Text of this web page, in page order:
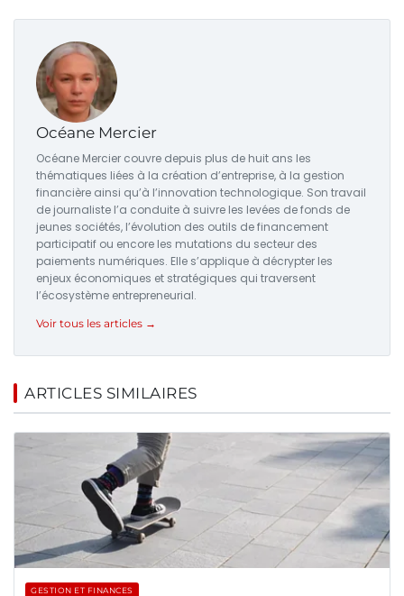
Océane Mercier
Océane Mercier couvre depuis plus de huit ans les
thématiques liées à la création d’entreprise, à la gestion
financière ainsi qu’à l’innovation technologique. Son travail
de journaliste l’a conduite à suivre les levées de fonds de
jeunes sociétés, l’évolution des outils de financement
participatif ou encore les mutations du secteur des
paiements numériques. Elle s’applique à décrypter les
enjeux économiques et stratégiques qui traversent
l’écosystème entrepreneurial.
Voir tous les articles →
ARTICLES SIMILAIRES
GESTION ET FINANCES